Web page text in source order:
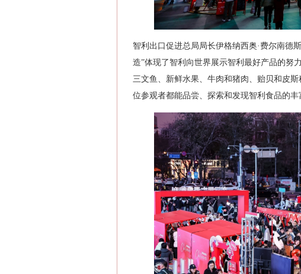
智利出口促进总局局长伊格纳西奥·费尔南德
造”体现了智利向世界展示智利最好产品的努
三文鱼、新鲜水果、牛肉和猪肉、贻贝和皮
位参观者都能品尝、探索和发现智利食品的丰